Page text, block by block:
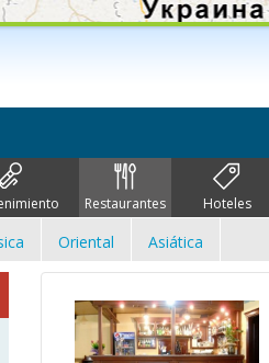
Restaurantes Hoteles
Oriental Asiática